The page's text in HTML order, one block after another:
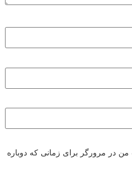
من در مرورگر برای زمانی که دوباره